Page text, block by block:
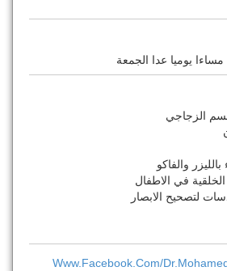
الزجاجي
والفاكو
الخلقية في الاطفال
لتصحيح الابصار
Www.facebook.com/